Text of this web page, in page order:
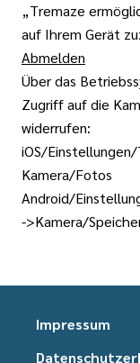
„Tremaze
auf Ihrem Gerät
Abmelden
Über das
Zugriff auf die
widerrufen:
iOS/
Kamera/Fotos
Android/
->Kamera/
Impressum